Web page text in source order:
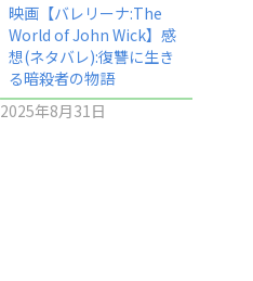
映画【バレリーナ:The
World of John Wick】感
想(ネタバレ):復讐に生き
る暗殺者の物語
2025年8月31日